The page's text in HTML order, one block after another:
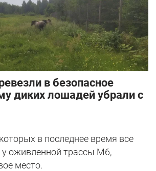
в безопасное
диких лошадей убрали с
в последнее время все
у оживленной трассы М6,
место.